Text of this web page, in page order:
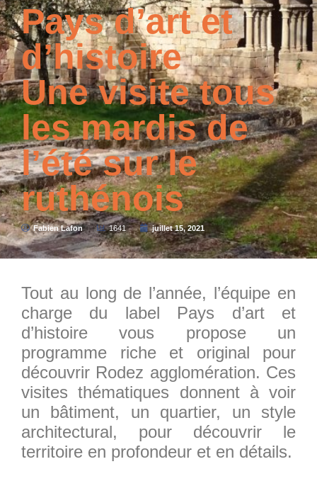
Pays d’art et
d’histoire
Une visite tous
les mardis de
l’été sur le
ruthénois
Fabien Lafon 1641 juillet 15, 2021
Tout au long de l’année, l’équipe en
charge du label Pays d’art et
d’histoire vous propose un
programme riche et original pour
découvrir Rodez agglomération. Ces
visites thématiques donnent à voir
un bâtiment, un quartier, un style
architectural, pour découvrir le
territoire en profondeur et en détails.